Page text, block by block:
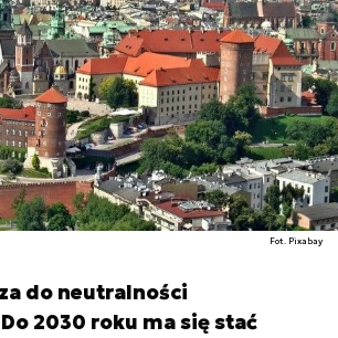
Fot. Pixabay
do neutralności
2030 roku ma się stać